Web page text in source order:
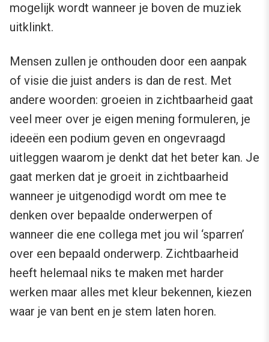
mogelijk wordt wanneer je boven de muziek
uitklinkt.
Mensen zullen je onthouden door een aanpak
of visie die juist anders is dan de rest. Met
andere woorden: groeien in zichtbaarheid gaat
veel meer over je eigen mening formuleren, je
ideeën een podium geven en ongevraagd
uitleggen waarom je denkt dat het beter kan. Je
gaat merken dat je groeit in zichtbaarheid
wanneer je uitgenodigd wordt om mee te
denken over bepaalde onderwerpen of
wanneer die ene collega met jou wil ‘sparren’
over een bepaald onderwerp. Zichtbaarheid
heeft helemaal niks te maken met harder
werken maar alles met kleur bekennen, kiezen
waar je van bent en je stem laten horen.